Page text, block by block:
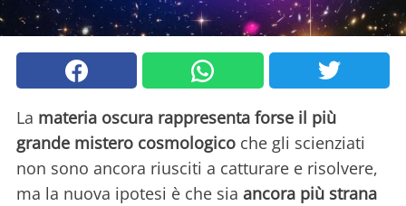
La materia oscura rappresenta forse il più
grande mistero cosmologico che gli scienziati
non sono ancora riusciti a catturare e risolvere,
ma la nuova ipotesi è che sia ancora più strana